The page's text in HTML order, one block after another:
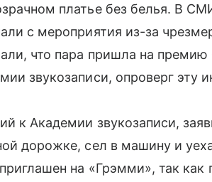
платье без белья. В
с мероприятия из-за
что пара пришла на премию
звукозаписи, опроверг эту
к Академии звукозаписи,
дорожке, сел в машину и
на «Грэмми», так